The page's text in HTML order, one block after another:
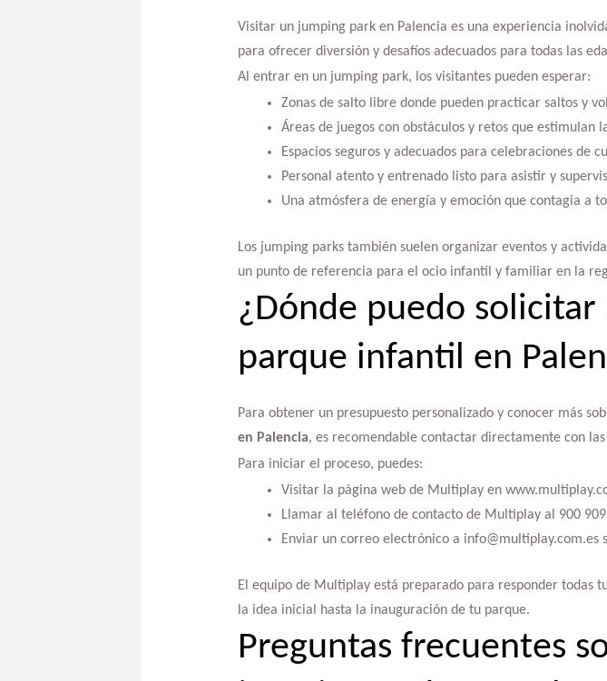
Visitar un jumping park en Palencia es una experiencia
para ofrecer diversión y desafíos adecuados para todas las
Al entrar en un jumping park, los visitantes pueden esperar:
Zonas de salto libre donde pueden practicar saltos y
Áreas de juegos con obstáculos y retos que estimulan
Espacios seguros y adecuados para celebraciones de
Personal atento y entrenado listo para asistir y
Una atmósfera de energía y emoción que contagia a
Los jumping parks también suelen organizar eventos y
un punto de referencia para el ocio infantil y familiar en la
¿Dónde puedo
parque infantil en
Para obtener un presupuesto personalizado y conocer más
en Palencia, es recomendable contactar directamente con
Para iniciar el proceso, puedes:
Visitar la página web de Multiplay en
Llamar al teléfono de contacto de Multiplay al 900
Enviar un correo electrónico a
El equipo de Multiplay está preparado para responder todas
la idea inicial hasta la inauguración de tu parque.
Preguntas frecuentes